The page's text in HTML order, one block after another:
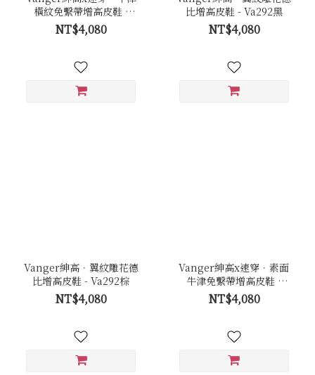
橫紋免繫帶增高皮鞋 -
Va289黑
NT$4,080
比增高皮鞋 - Va292黑
NT$4,080
Vanger紳高．翼紋雕花德
比增高皮鞋 - Va292棕
NT$4,080
Vanger紳高x速穿．素面
牛津免繫帶增高皮鞋 -
Va294棕
NT$4,080